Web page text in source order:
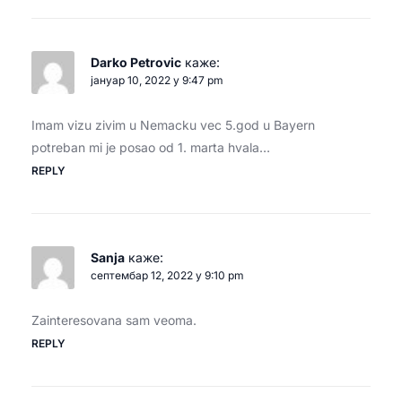
Darko Petrovic каже:
јануар 10, 2022 у 9:47 pm
Imam vizu zivim u Nemacku vec 5.god u Bayern
potreban mi je posao od 1. marta hvala…
REPLY
Sanja каже:
септембар 12, 2022 у 9:10 pm
Zainteresovana sam veoma.
REPLY